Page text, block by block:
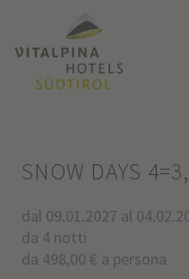
SNOW DAYS
dal 09.01.2027 al
da 4 notti
da 498,00 € a persona